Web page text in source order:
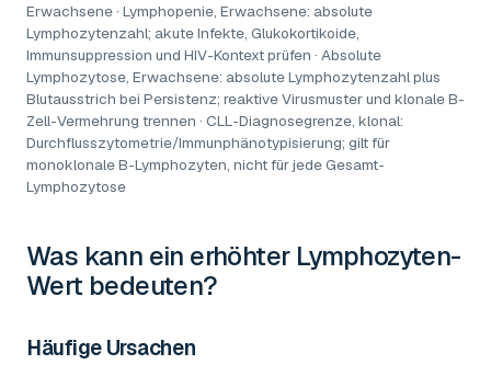
Erwachsene · Lymphopenie, Erwachsene: absolute
Lymphozytenzahl; akute Infekte, Glukokortikoide,
Immunsuppression und HIV-Kontext prüfen · Absolute
Lymphozytose, Erwachsene: absolute Lymphozytenzahl plus
Blutausstrich bei Persistenz; reaktive Virusmuster und klonale B-
Zell-Vermehrung trennen · CLL-Diagnosegrenze, klonal:
Durchflusszytometrie/Immunphänotypisierung; gilt für
monoklonale B-Lymphozyten, nicht für jede Gesamt-
Lymphozytose
Was kann ein erhöhter Lymphozyten-
Wert bedeuten?
Häufige Ursachen